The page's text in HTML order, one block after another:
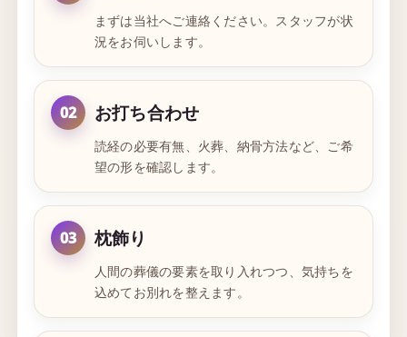
まずは当社へご連絡ください。スタッフが状
況をお伺いします。
02 お打ち合わせ
読経の必要有無、火葬、納骨方法など、ご希
望の形を確認します。
03 枕飾り
人間の葬儀の要素を取り入れつつ、気持ちを
込めてお別れを整えます。